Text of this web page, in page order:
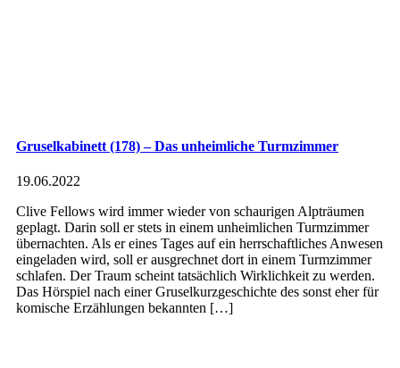
Gruselkabinett (178) – Das unheimliche Turmzimmer
19.06.2022
Clive Fellows wird immer wieder von schaurigen Alpträumen
geplagt. Darin soll er stets in einem unheimlichen Turmzimmer
übernachten. Als er eines Tages auf ein herrschaftliches Anwesen
eingeladen wird, soll er ausgrechnet dort in einem Turmzimmer
schlafen. Der Traum scheint tatsächlich Wirklichkeit zu werden.
Das Hörspiel nach einer Gruselkurzgeschichte des sonst eher für
komische Erzählungen bekannten […]